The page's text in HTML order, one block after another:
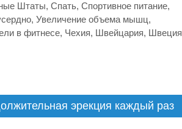
Штаты, Спать, Спортивное питание,
, Увеличение объема мышц,
в фитнесе, Чехия, Швейцария, Швеция
эрекция каждый раз